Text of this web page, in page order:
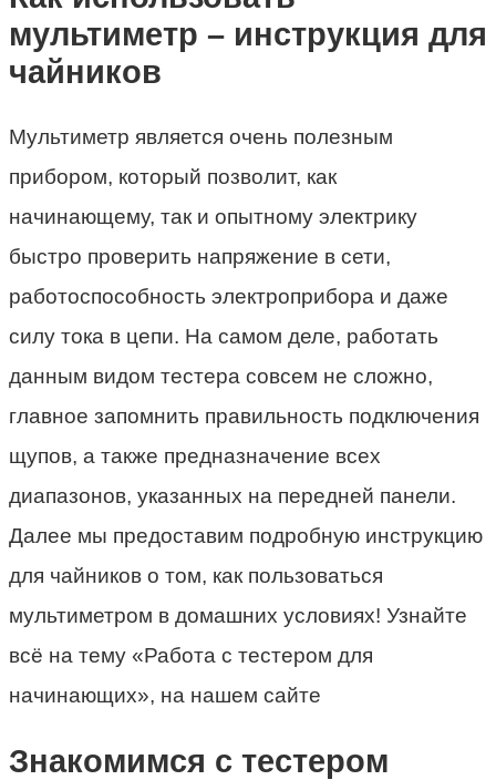
мультиметр – инструкция для
чайников
Мультиметр является очень полезным
прибором, который позволит, как
начинающему, так и опытному электрику
быстро проверить напряжение в сети,
работоспособность электроприбора и даже
силу тока в цепи. На самом деле, работать
данным видом тестера совсем не сложно,
главное запомнить правильность подключения
щупов, а также предназначение всех
диапазонов, указанных на передней панели.
Далее мы предоставим подробную инструкцию
для чайников о том, как пользоваться
мультиметром в домашних условиях! Узнайте
всё на тему «Работа с тестером для
начинающих», на нашем сайте
Знакомимся с тестером